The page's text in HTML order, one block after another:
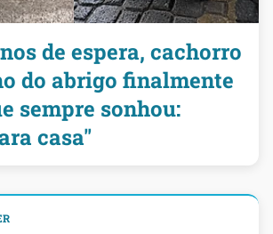
de espera, cachorro
do abrigo finalmente
sempre sonhou:
casa"